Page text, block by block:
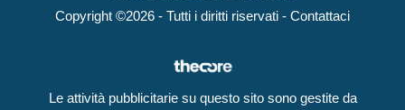
Copyright ©2026 - Tutti i diritti riservati - Contattaci
Le attività pubblicitarie su questo sito sono gestite da